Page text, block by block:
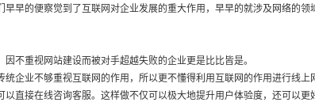
的便察觉到了互联网对企业发展的重大作用，早早的就涉及网络的领
重视网站建设而被对手超越失败的企业更是比比皆是。
企业不够重视互联网的作用，所以更不懂得利用互联网的作用进行线
直接在线咨询客服。这样做不仅可以极大地提升用户体验度，还可以更